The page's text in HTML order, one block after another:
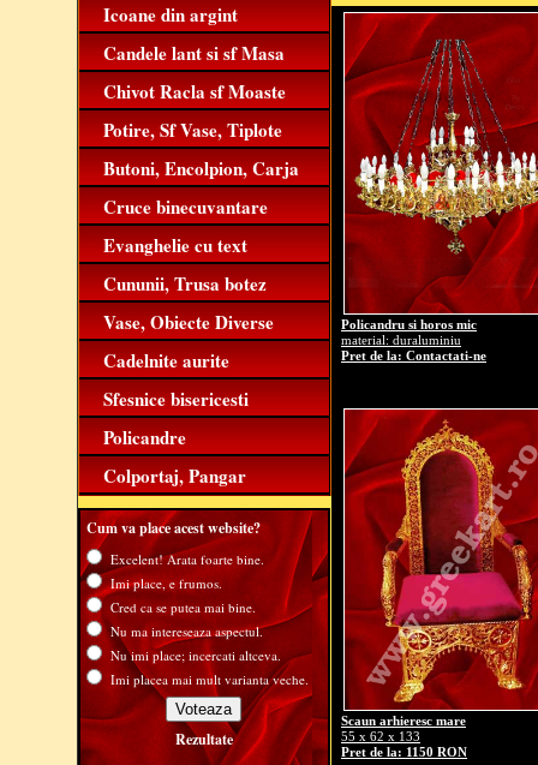
Icoane din argint
Candele lant si sf Masa
Chivot Racla sf Moaste
Potire, Sf Vase, Tiplote
Butoni, Encolpion, Carja
Cruce binecuvantare
Evanghelie cu text
Cununii, Trusa botez
Vase, Obiecte Diverse
Cadelnite aurite
Sfesnice bisericesti
Policandre
Colportaj, Pangar
Cum va place acest website?
Excelent! Arata foarte bine.
Imi place, e frumos.
Cred ca se putea mai bine.
Nu ma intereseaza aspectul.
Nu imi place; incercati altceva.
Imi placea mai mult varianta veche.
Rezultate
Policandru si horos mic
material: duraluminiu
Pret de la: Contactati-ne
Scaun arhieresc mare
55 x 62 x 133
Pret de la: 1150 RON